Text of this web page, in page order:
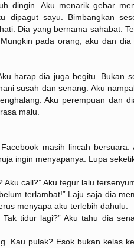
dingin. Aku menarik gebar
dipagut sayu. Bimbangkan
Dia yang bernama sahabat.
pada orang, aku dan
harap dia juga begitu. Bukan
susah dan senang. Aku
Aku perempuan dan
malu.
masih lincah
ingin menyapanya. Lupa
Aku call?” Aku tegur lalu
terlambat!” Laju saja dia
menyapa aku terlebih dahulu.
tidur lagi?” Aku tahu dia
Kau pulak? Esok bukan kelas